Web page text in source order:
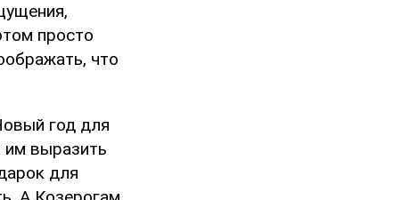
просто
что
год для
им выразить
для